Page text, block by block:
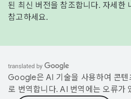
된 최신 버전을 참조합니다. 자세한
참고하세요.
Google은 AI 기술을 사용하여 콘텐
로 번역합니다. AI 번역에는 오류가